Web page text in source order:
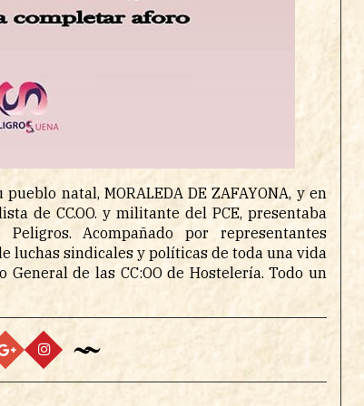
natal, MORALEDA DE ZAFAYONA, y en
de CC.OO. y militante del PCE, presentaba
Acompañado por representantes
luchas sindicales y políticas de toda una vida
de las CC:OO de Hostelería. Todo un